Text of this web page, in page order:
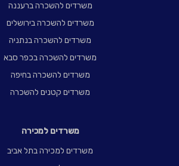
משרדים להשכרה ברעננה
משרדים להשכרה בירושלים
משרדים להשכרה בנתניה
משרדים להשכרה בכפר סבא
משרדים להשכרה בחיפה
משרדים קטנים להשכרה
משרדים למכירה
משרדים למכירה בתל אביב